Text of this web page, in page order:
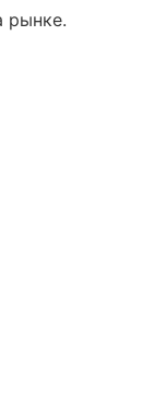
рынке.